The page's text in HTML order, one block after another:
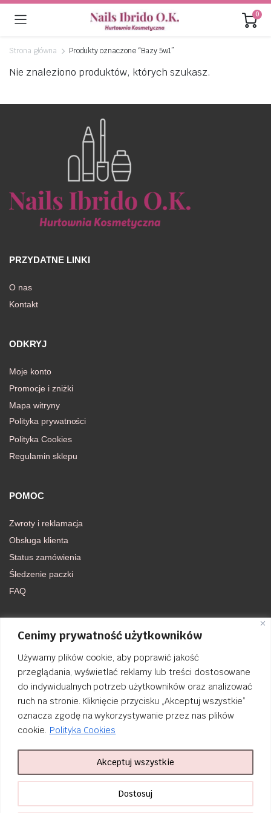
Cenimy prywatność użytkowników
Używamy plików cookie, aby poprawić jakość
przeglądania, wyświetlać reklamy lub treści dostosowane
do indywidualnych potrzeb użytkowników oraz analizować
ruch na stronie. Kliknięcie przycisku „Akceptuj wszystkie”
oznacza zgodę na wykorzystywanie przez nas plików
cookie. Polityka Cookies
Dostosuj
Akceptuj wszystkie
0
Strona główna Produkty oznaczone “Bazy 5w1”
Nie znaleziono produktów, których szukasz.
PRZYDATNE LINKI
O nas
Kontakt
ODKRYJ
Moje konto
Promocje i zniżki
Mapa witryny
Polityka prywatności
Polityka Cookies
Regulamin sklepu
POMOC
Zwroty i reklamacja
Obsługa klienta
Status zamówienia
Śledzenie paczki
FAQ
DOŁĄCZ DO NAS
FACEBOOK
INSTAGRAM
nailsibrido.pl Copyright © 2024BSK Media– Part ofBSK Group. All